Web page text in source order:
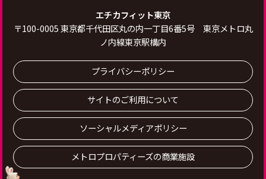
エチカフィット東京
〒100-0005東京都千代田区丸の内一丁目6番5号 東京メトロ丸
ノ内線東京駅構内
プライバシーポリシー
サイトのご利用について
ソーシャルメディアポリシー
メトロプロパティーズの商業施設